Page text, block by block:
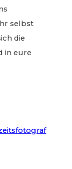
selbst
die
in eure